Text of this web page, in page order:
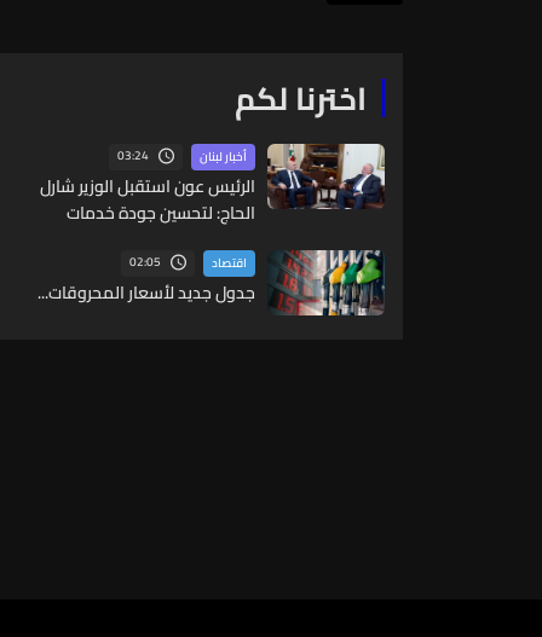
اخترنا لكم
أخبار لبنان 03:24
الرئيس عون استقبل الوزير شارل
الحاج: لتحسين جودة خدمات
اقتصاد 02:05
جدول جديد لأسعار المحروقات...